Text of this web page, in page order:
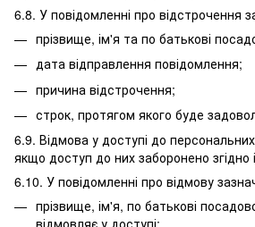
6.8. У повідомленні про відстрочення
прізвище, ім'я та по батькові
дата відправлення повідомлення;
причина відстрочення;
строк, протягом якого буде
6.9. Відмова у доступі до
якщо доступ до них заборонено згідно
6.10. У повідомленні про відмову
прізвище, ім'я, по батькові